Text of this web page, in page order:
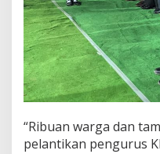
g
T
i
k
u
K
o
p
a
“Ribuan warga dan
pelantikan pengurus